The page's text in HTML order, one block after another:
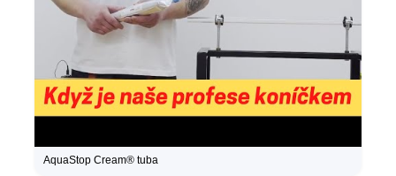
AquaStop Cream® tuba